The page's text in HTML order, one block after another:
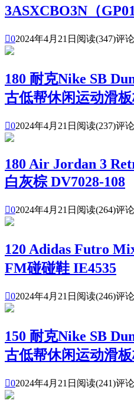
3ASXCBO3N（
02024年4月21日 阅读(347)评
180 耐克Nike SB
古低帮休闲运动滑板
02024年4月21日 阅读(237)评
180 Air Jordan 3
白灰棕 DV7028-108
02024年4月21日 阅读(264)评
120 Adidas Futro
FM碰碰鞋 IE4535
02024年4月21日 阅读(246)评
150 耐克Nike SB
古低帮休闲运动滑
02024年4月21日 阅读(241)评